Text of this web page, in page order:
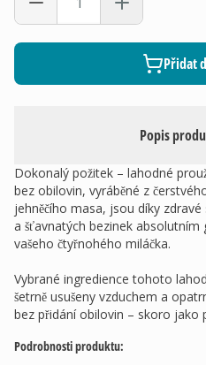
Popis
Dokonalý požitek – lahodné
bez obilovin, vyráběné z
jehněčího masa, jsou díky
a šťavnatých bezinek
vašeho čtyřnohého miláčka.
Vybrané ingredience tohoto
šetrně usušeny vzduchem a
bez přidání obilovin – skoro jako
Podrobnosti produktu:
Přidat